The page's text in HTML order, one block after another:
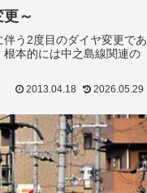
～
う2度目のダイヤ変更であ
本的には中之島線関連の
2013.04.18 2026.05.29